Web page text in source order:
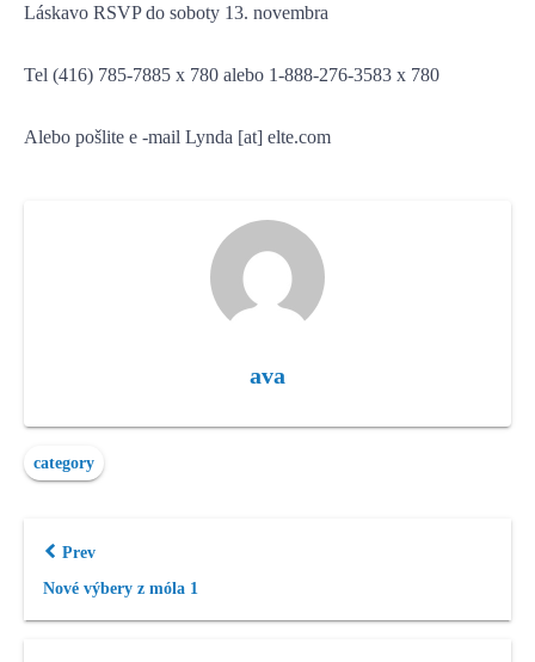
Láskavo RSVP do soboty 13. novembra
Tel (416) 785-7885 x 780 alebo 1-888-276-3583 x 780
Alebo pošlite e -mail Lynda [at] elte.com
ava
category
Prev
Nové výbery z móla 1